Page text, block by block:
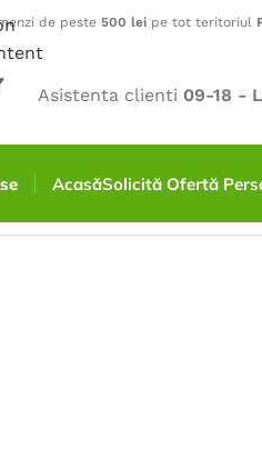
de peste 500 lei pe tot teritoriul
Asistenta clienti 09-18 -
AcasăSolicită Ofertă